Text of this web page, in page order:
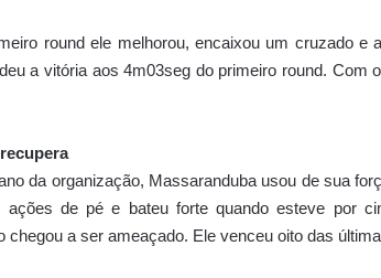
round ele melhorou, encaixou um cruzado
a vitória aos 4m03seg do primeiro round.
da organização, Massaranduba usou de sua
ações de pé e bateu forte quando esteve por
chegou a ser ameaçado. Ele venceu oito das